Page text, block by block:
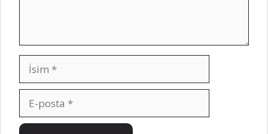
İsim
posta
İnternet